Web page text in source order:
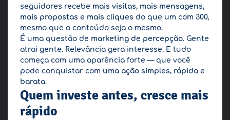
seguidores recebe mais visitas, mais mensagens,
mais propostas e mais cliques do que um com 300,
mesmo que o conteúdo seja o mesmo.
É uma questão de marketing de percepção. Gente
atrai gente. Relevância gera interesse. E tudo
começa com uma aparência forte — que você
pode conquistar com uma ação simples, rápida e
barata.
Quem investe antes, cresce mais
rápido